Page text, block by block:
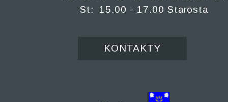
St: 15.00 - 17.00 Starosta
KONTAKTY